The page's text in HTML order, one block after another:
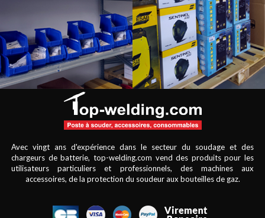
Avec vingt ans d'expérience dans le secteur du soudage et des
chargeurs de batterie, top-welding.com vend des produits pour les
utilisateurs particuliers et professionnels, des machines aux
accessoires, de la protection du soudeur aux bouteilles de gaz.